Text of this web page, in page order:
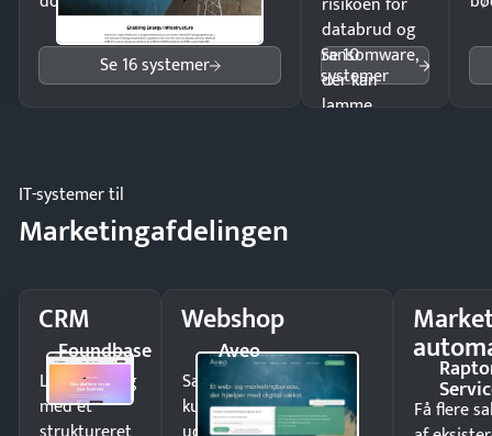
Se 16 systemer
databrud og
ransomware,
der kan
lamme
Se 10
systemer
IT-systemer til
Marketingafdelingen
CRM
Foundbase
Luk flere salg
med et
Webshop
Aveo
Sælg produkter 24/7 til
kunder i hele landet
Få flere